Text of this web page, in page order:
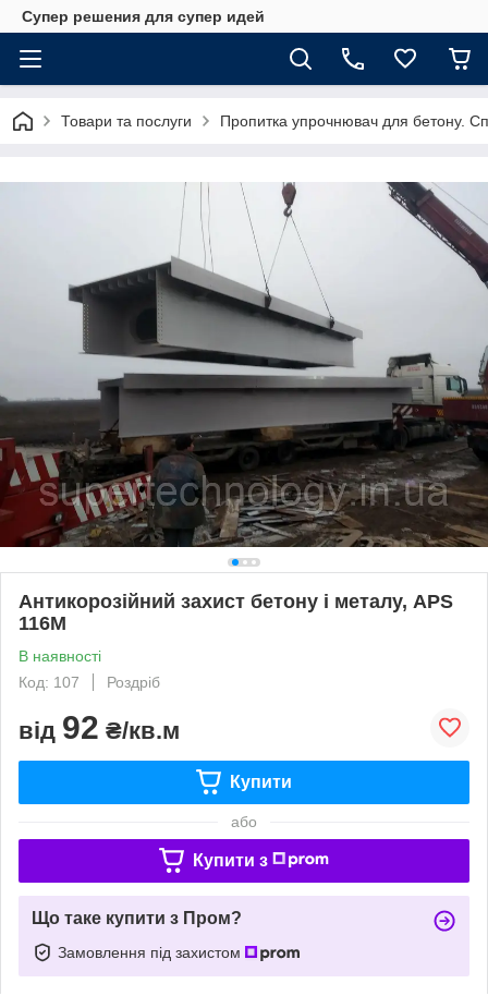
Супер решения для супер идей
Товари та послуги Пропитка упрочнювач для бетону.
Антикорозійний захист бетону і металу, APS
116М
В наявності
Код: 107
Роздріб
від 92 ₴/кв.м
Купити
або
Купити з
Що таке купити з Пром?
Замовлення під захистом